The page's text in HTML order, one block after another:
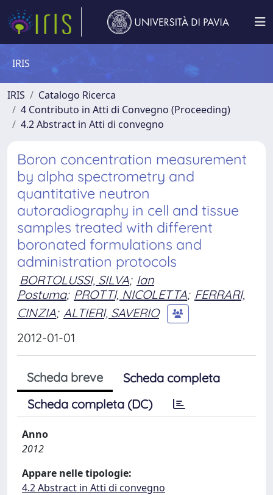
IRIS
IRIS
Catalogo Ricerca
4 Contributo in Atti di Convegno (Proceeding)
4.2 Abstract in Atti di convegno
Boron concentration measurement
by alpha spectrometry and
quantitative neutron
autoradiography in cell and tissue
samples treated with different
boronated formulations and
administration protocols
BORTOLUSSI, SILVA; Ian
Postuma; PROTTI, NICOLETTA; FERRARI,
CINZIA; ALTIERI, SAVERIO
2012-01-01
Scheda breve
Scheda completa
Scheda completa (DC)
Anno
2012
Appare nelle tipologie:
4.2 Abstract in Atti di convegno